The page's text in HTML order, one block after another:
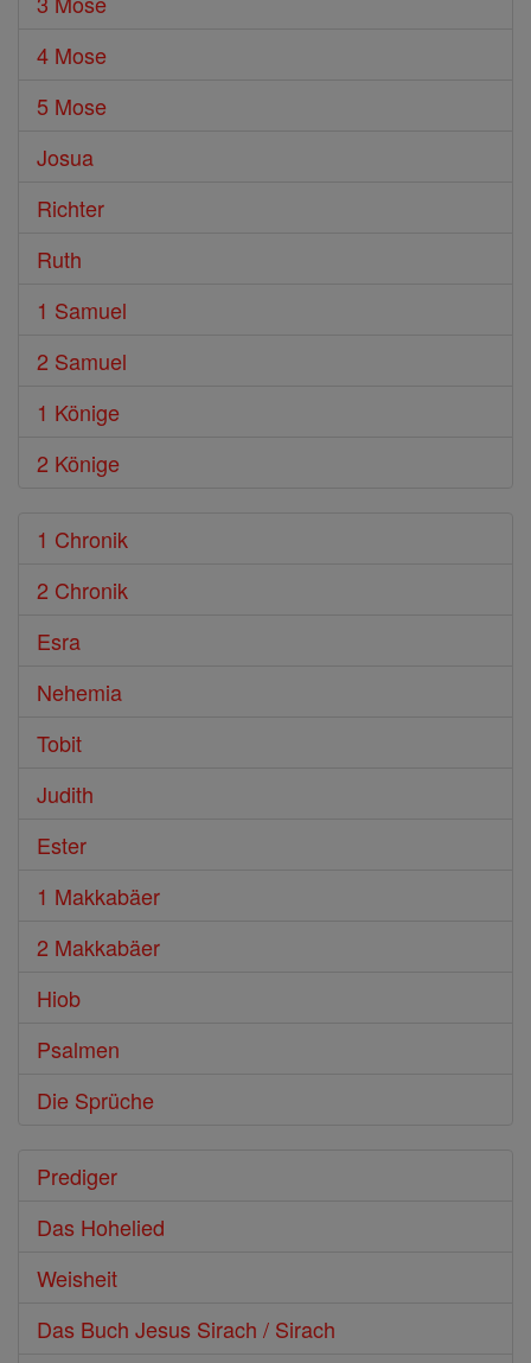
4 Mose
5 Mose
Josua
Richter
Ruth
1 Samuel
2 Samuel
1 Könige
2 Könige
1 Chronik
2 Chronik
Esra
Nehemia
Tobit
Judith
Ester
1 Makkabäer
2 Makkabäer
Hiob
Psalmen
Die Sprüche
Prediger
Das Hohelied
Weisheit
Das Buch Jesus Sirach / Sirach